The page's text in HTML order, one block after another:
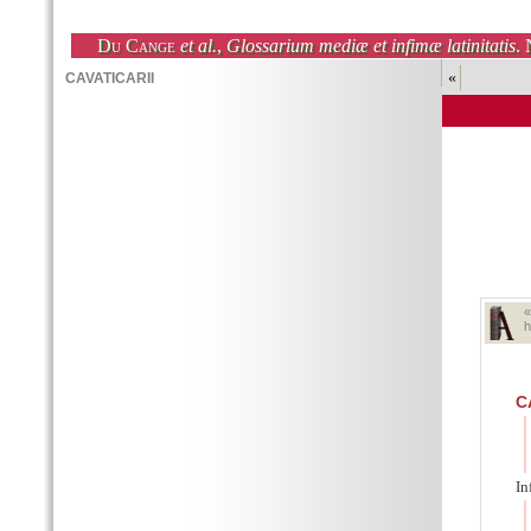
Du Cange et al., Glossarium mediæ et infimæ latinitatis.
«